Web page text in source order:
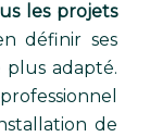
les projets
définir ses
plus adapté.
de